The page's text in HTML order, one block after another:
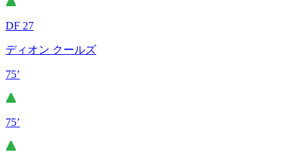
DF 27
ディオン クールズ
75’
75’